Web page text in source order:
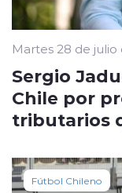
Martes 28 de julio
Sergio
Chile por
tributarios
Fútbol Chileno